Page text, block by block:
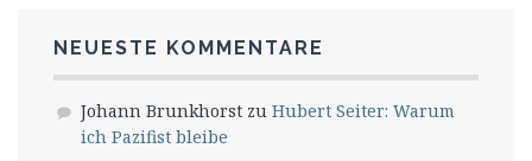
NEUESTE KOMMENTARE
Johann Brunkhorst zu Hubert Seiter: Warum
ich Pazifist bleibe